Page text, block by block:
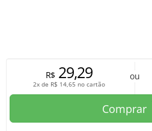
R$29,29
2x de R$ 14,65 no cartão
ou
Comprar